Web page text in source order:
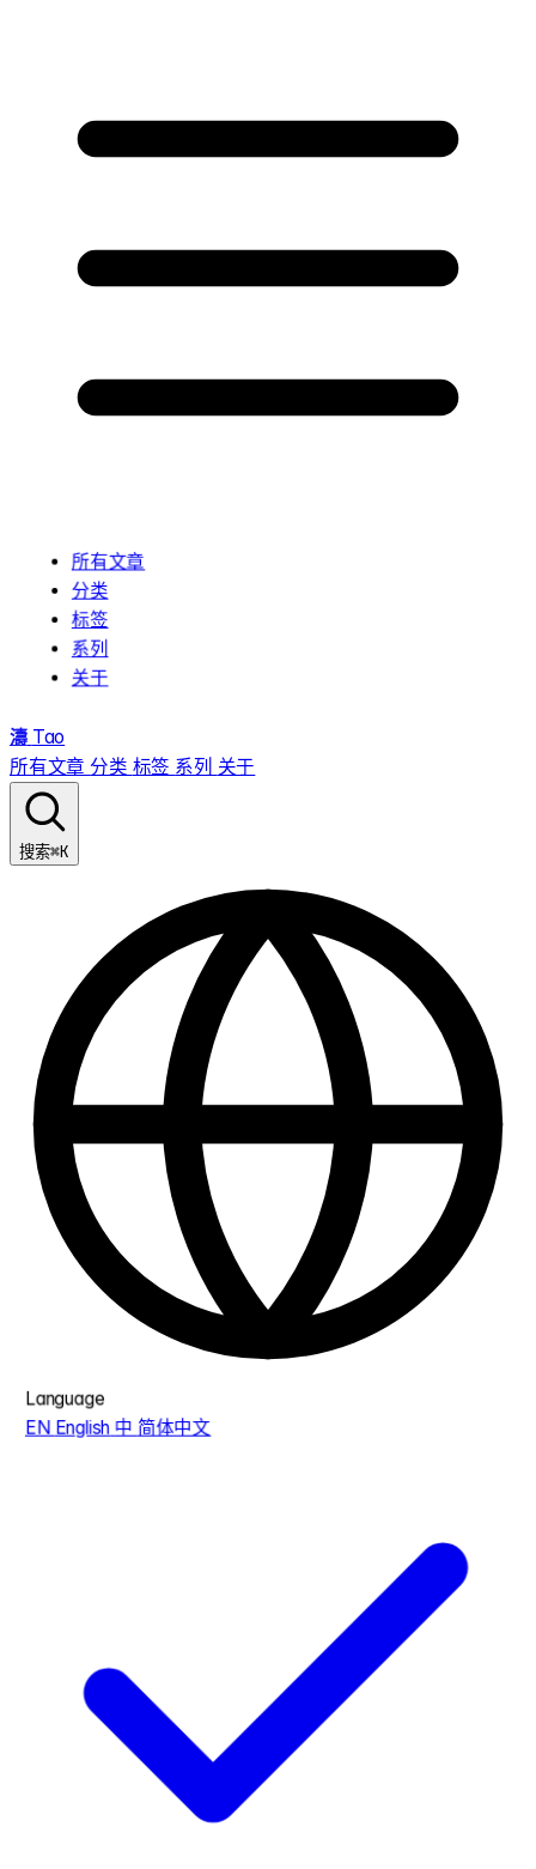
所有文章
分类
标签
系列
关于
濤 Tao
所有文章 分类 标签 系列 关于
搜索⌘K
Language
EN English 中 简体中文